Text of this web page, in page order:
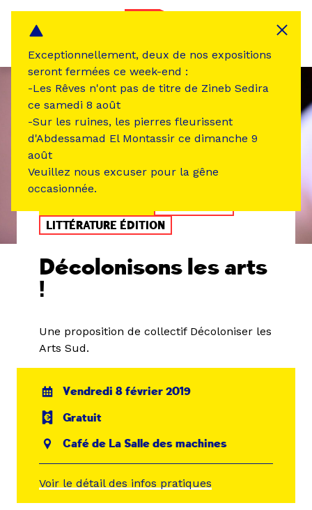
LITTÉRATURE ÉDITION
Décolonisons les arts
!
Une proposition de collectif Décoloniser les
Arts Sud.
Vendredi 8 février 2019
Gratuit
Café de La Salle des machines
Voir le détail des infos pratiques
Exceptionnellement, deux de nos expositions
seront fermées ce week-end :
-Les Rêves n'ont pas de titre de Zineb Sedira
ce samedi 8 août
-Sur les ruines, les pierres fleurissent
d'Abdessamad El Montassir ce dimanche 9
août
Veuillez nous excuser pour la gêne
occasionnée.
Panneau de gestion des cookies